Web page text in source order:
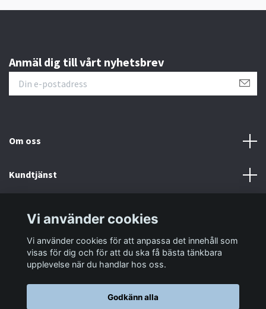
Anmäl dig till vårt nyhetsbrev
Om oss
Kundtjänst
Sociala medier
Vi använder cookies
Vi använder cookies för att anpassa det innehåll som
visas för dig och för att du ska få bästa tänkbara
upplevelse när du handlar hos oss.
Godkänn alla